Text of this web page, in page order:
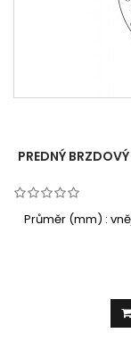
PREDNÝ
Průměr (mm) :